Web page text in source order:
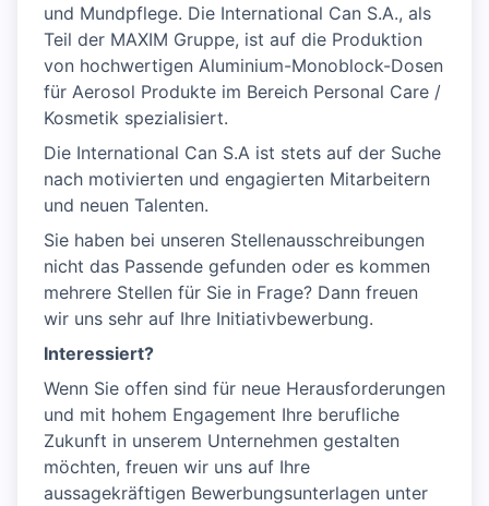
und Mundpflege. Die International Can S.A., als
Teil der MAXIM Gruppe, ist auf die Produktion
von hochwertigen Aluminium-Monoblock-Dosen
für Aerosol Produkte im Bereich Personal Care /
Kosmetik spezialisiert.
Die International Can S.A ist stets auf der Suche
nach motivierten und engagierten Mitarbeitern
und neuen Talenten.
Sie haben bei unseren Stellenausschreibungen
nicht das Passende gefunden oder es kommen
mehrere Stellen für Sie in Frage? Dann freuen
wir uns sehr auf Ihre Initiativbewerbung.
Interessiert?
Wenn Sie offen sind für neue Herausforderungen
und mit hohem Engagement Ihre berufliche
Zukunft in unserem Unternehmen gestalten
möchten, freuen wir uns auf Ihre
aussagekräftigen Bewerbungsunterlagen unter